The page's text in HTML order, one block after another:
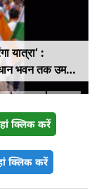
यात्रा' :
भवन तक उमड़ा
क्लिक करें
क्लिक करें